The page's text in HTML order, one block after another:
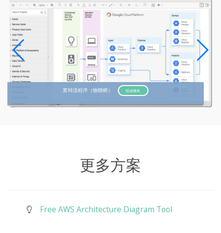
實時流程序（物聯網） 開啟圖表
更多方案
Free AWS Architecture Diagram Tool